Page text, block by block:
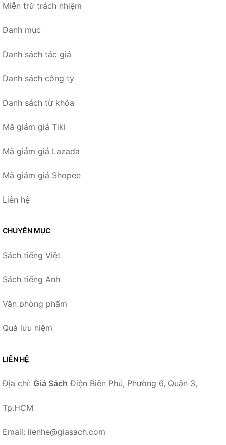
Miễn trừ trách nhiệm
Danh mục
Danh sách tác giả
Danh sách công ty
Danh sách từ khóa
Mã giảm giá Tiki
Mã giảm giá Lazada
Mã giảm giá Shopee
Liên hệ
CHUYÊN MỤC
Sách tiếng Việt
Sách tiếng Anh
Văn phòng phẩm
Quà lưu niệm
LIÊN HỆ
Địa chỉ: Giá Sách Điện Biên Phủ, Phường 6, Quận 3,
Tp.HCM
Email: lienhe@giasach.com